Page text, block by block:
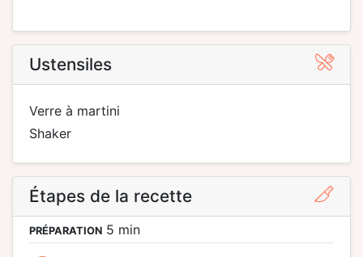
Ustensiles
verre à martini
shaker
Étapes de la recette
PRÉPARATION 5 min